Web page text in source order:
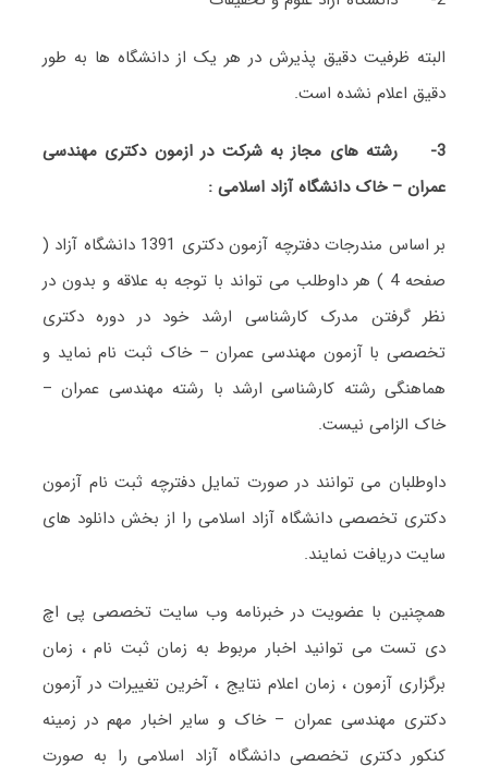
البته ظرفیت دقیق پذیرش در هر یک از دانشگاه ها به طور
دقیق اعلام نشده است.
3-
رشته های مجاز به شرکت در ازمون دکتری مهندسی
عمران – خاک دانشگاه آزاد اسلامی :
بر اساس مندرجات دفترچه آزمون دکتری 1391 دانشگاه آزاد (
صفحه 4 ) هر داوطلب می تواند با توجه به علاقه و بدون در
نظر گرفتن مدرک کارشناسی ارشد خود در دوره دکتری
تخصصی با آزمون مهندسی عمران – خاک ثبت نام نماید و
هماهنگی رشته کارشناسی ارشد با رشته مهندسی عمران –
خاک الزامی نیست.
داوطلبان می توانند در صورت تمایل دفترچه ثبت نام آزمون
دکتری تخصصی دانشگاه آزاد اسلامی را از بخش دانلود های
سایت دریافت نمایند.
همچنین با عضویت در خبرنامه وب سایت تخصصی پی اچ
دی تست می توانید اخبار مربوط به زمان ثبت نام ، زمان
برگزاری آزمون ، زمان اعلام نتایج ، آخرین تغییرات در آزمون
دکتری مهندسی عمران – خاک و سایر اخبار مهم در زمینه
کنکور دکتری تخصصی دانشگاه آزاد اسلامی را به صورت